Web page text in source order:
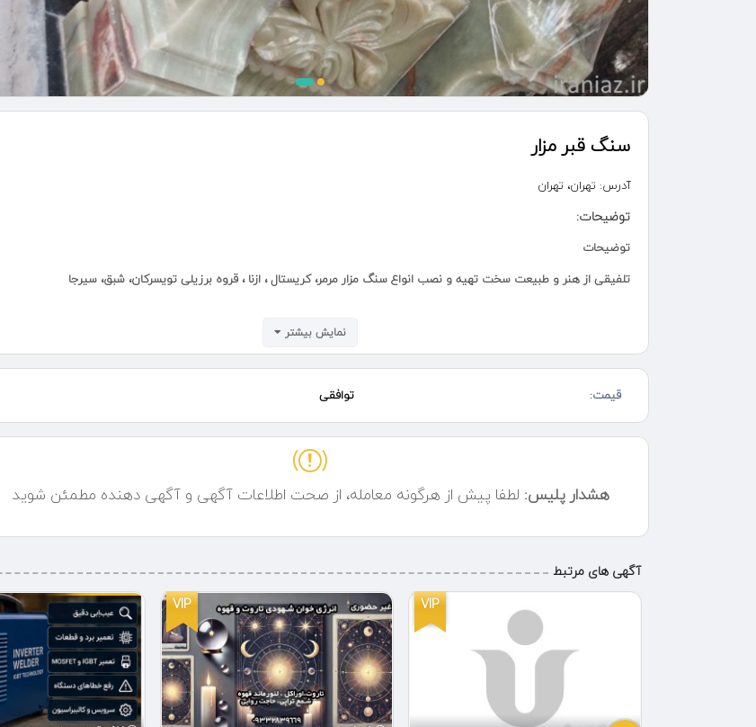
سنگ قبر مزار
آدرس: تهران، تهران
توضیحات:
توضیحات
تلفیقی از هنر و طبیعت سخت تهیه و نصب انواع سنگ مزار مرمر، کریستال ، ازنا ، قروه برزیلی تویسرکان، شبق، سیرجا
ارسال به تمام نقاط ایران نصب داخل بهشت زهرا به صورت رایگان به صورت نقد اقساط ، چک
نمایش بیشتر
قیمت: توافقی
هشدار پلیس: لطفا پیش از هرگونه معامله، از صحت اطلاعات آگهی و آگهی دهنده مطمئن شوید
آگهی های مرتبط
VIP VIP